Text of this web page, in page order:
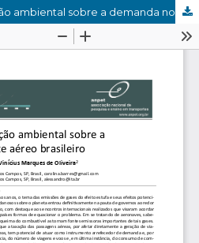
Impactos de uma taxação ambiental sobre a demanda no transporte aéreo brasileiro